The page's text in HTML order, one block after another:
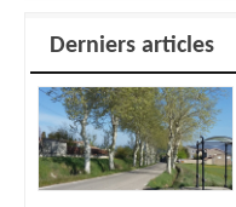
Derniers articles